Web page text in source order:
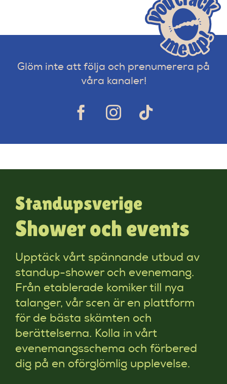
Glöm inte att följa och prenumerera på
våra kanaler!
Standupsverige
Shower och events
Upptäck vårt spännande utbud av
standup-shower och evenemang.
Från etablerade komiker till nya
talanger, vår scen är en plattform
för de bästa skämten och
berättelserna. Kolla in vårt
evenemangsschema och förbered
dig på en oförglömlig upplevelse.